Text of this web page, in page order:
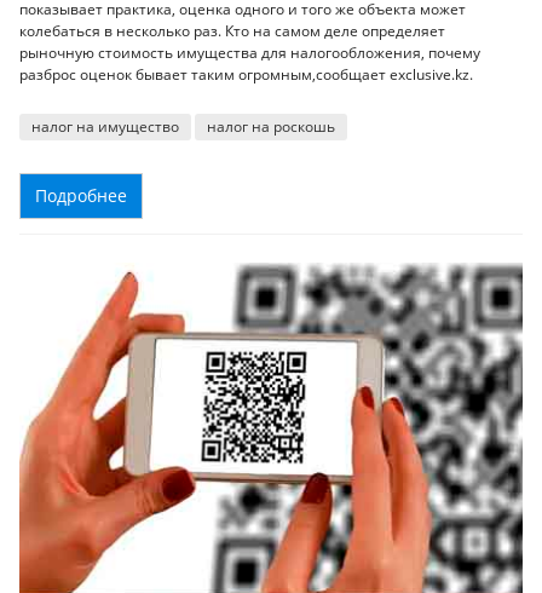
показывает практика, оценка одного и того же объекта может
колебаться в несколько раз. Кто на самом деле определяет
рыночную стоимость имущества для налогообложения, почему
разброс оценок бывает таким огромным,сообщает exclusive.kz.
налог на имущество налог на роскошь
Подробнее